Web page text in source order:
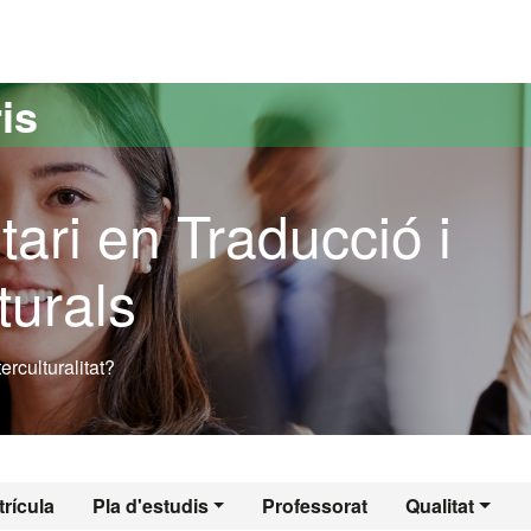
en Traducció i
Pla d'estudis Professorat Qualitat